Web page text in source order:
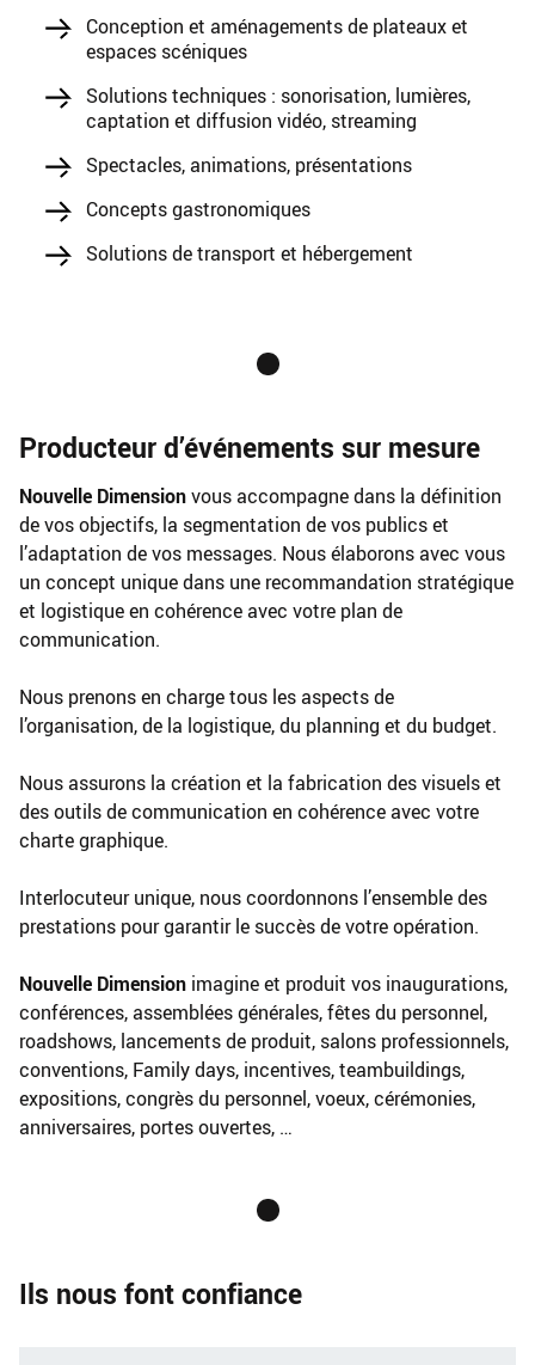
Conception et aménagements de plateaux et
espaces scéniques
Solutions techniques : sonorisation, lumières,
captation et diffusion vidéo, streaming
Spectacles, animations, présentations
Concepts gastronomiques
Solutions de transport et hébergement
Producteur d’événements sur mesure
Nouvelle Dimensionvous accompagne dans la définition
de vos objectifs, la segmentation de vos publics et
l’adaptation de vos messages. Nous élaborons avec vous
un concept unique dans une recommandation stratégique
et logistique en cohérence avec votre plan de
communication.
Nous prenons en charge tous les aspects de
l’organisation, de la logistique, du planning et du budget.
Nous assurons la création et la fabrication des visuels et
des outils de communication en cohérence avec votre
charte graphique.
Interlocuteur unique, nous coordonnons l’ensemble des
prestations pour garantir le succès de votre opération.
Nouvelle Dimension imagine et produit vos inaugurations,
conférences, assemblées générales, fêtes du personnel,
roadshows, lancements de produit, salons professionnels,
conventions, Family days, incentives, teambuildings,
expositions, congrès du personnel, voeux, cérémonies,
anniversaires, portes ouvertes, …
Ils nous font confiance